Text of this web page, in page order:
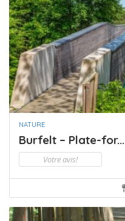
NATURE
Burfelt – Plate-for...
Votre avis!